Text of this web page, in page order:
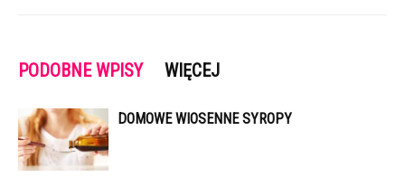
PODOBNE WPISY WIĘCEJ
DOMOWE WIOSENNE SYROPY